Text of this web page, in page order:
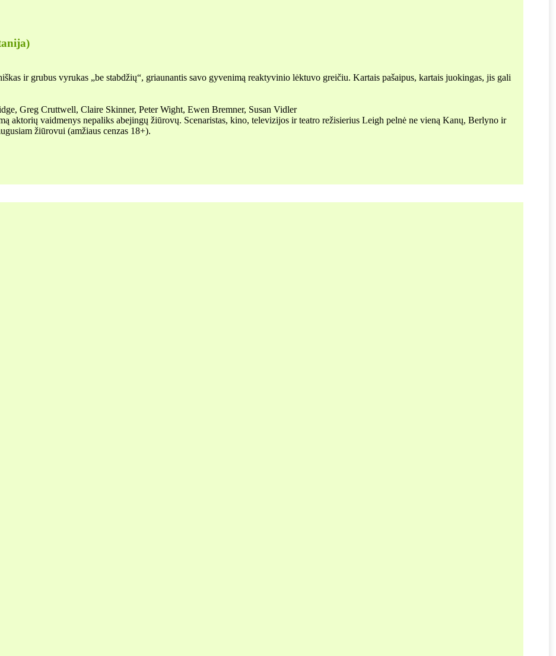
ir grubus vyrukas „be stabdžių“, griaunantis savo gyvenimą reaktyvinio lėktuvo greičiu. Kartais pašaipus, kartais juokingas, jis gali
Greg Cruttwell, Claire Skinner, Peter Wight, Ewen Bremner, Susan Vidler
aktorių vaidmenys nepaliks abejingų žiūrovų. Scenaristas, kino, televizijos ir teatro režisierius Leigh pelnė ne vieną Kanų, Berlyno ir
žiūrovui (amžiaus cenzas 18+).